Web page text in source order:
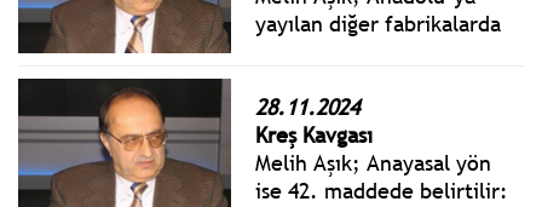
temizliği yapması,
yayılan diğer fabrikalarda
iktisatçılar bunlara
“Atatürk tipi fabrika”
diyorlardı. Çünkü sadece
fabrika yapılmıyor, her
28.11.2024
Kreş Kavgası
Melih Aşık; Anayasal yön
ise 42. maddede belirtilir: